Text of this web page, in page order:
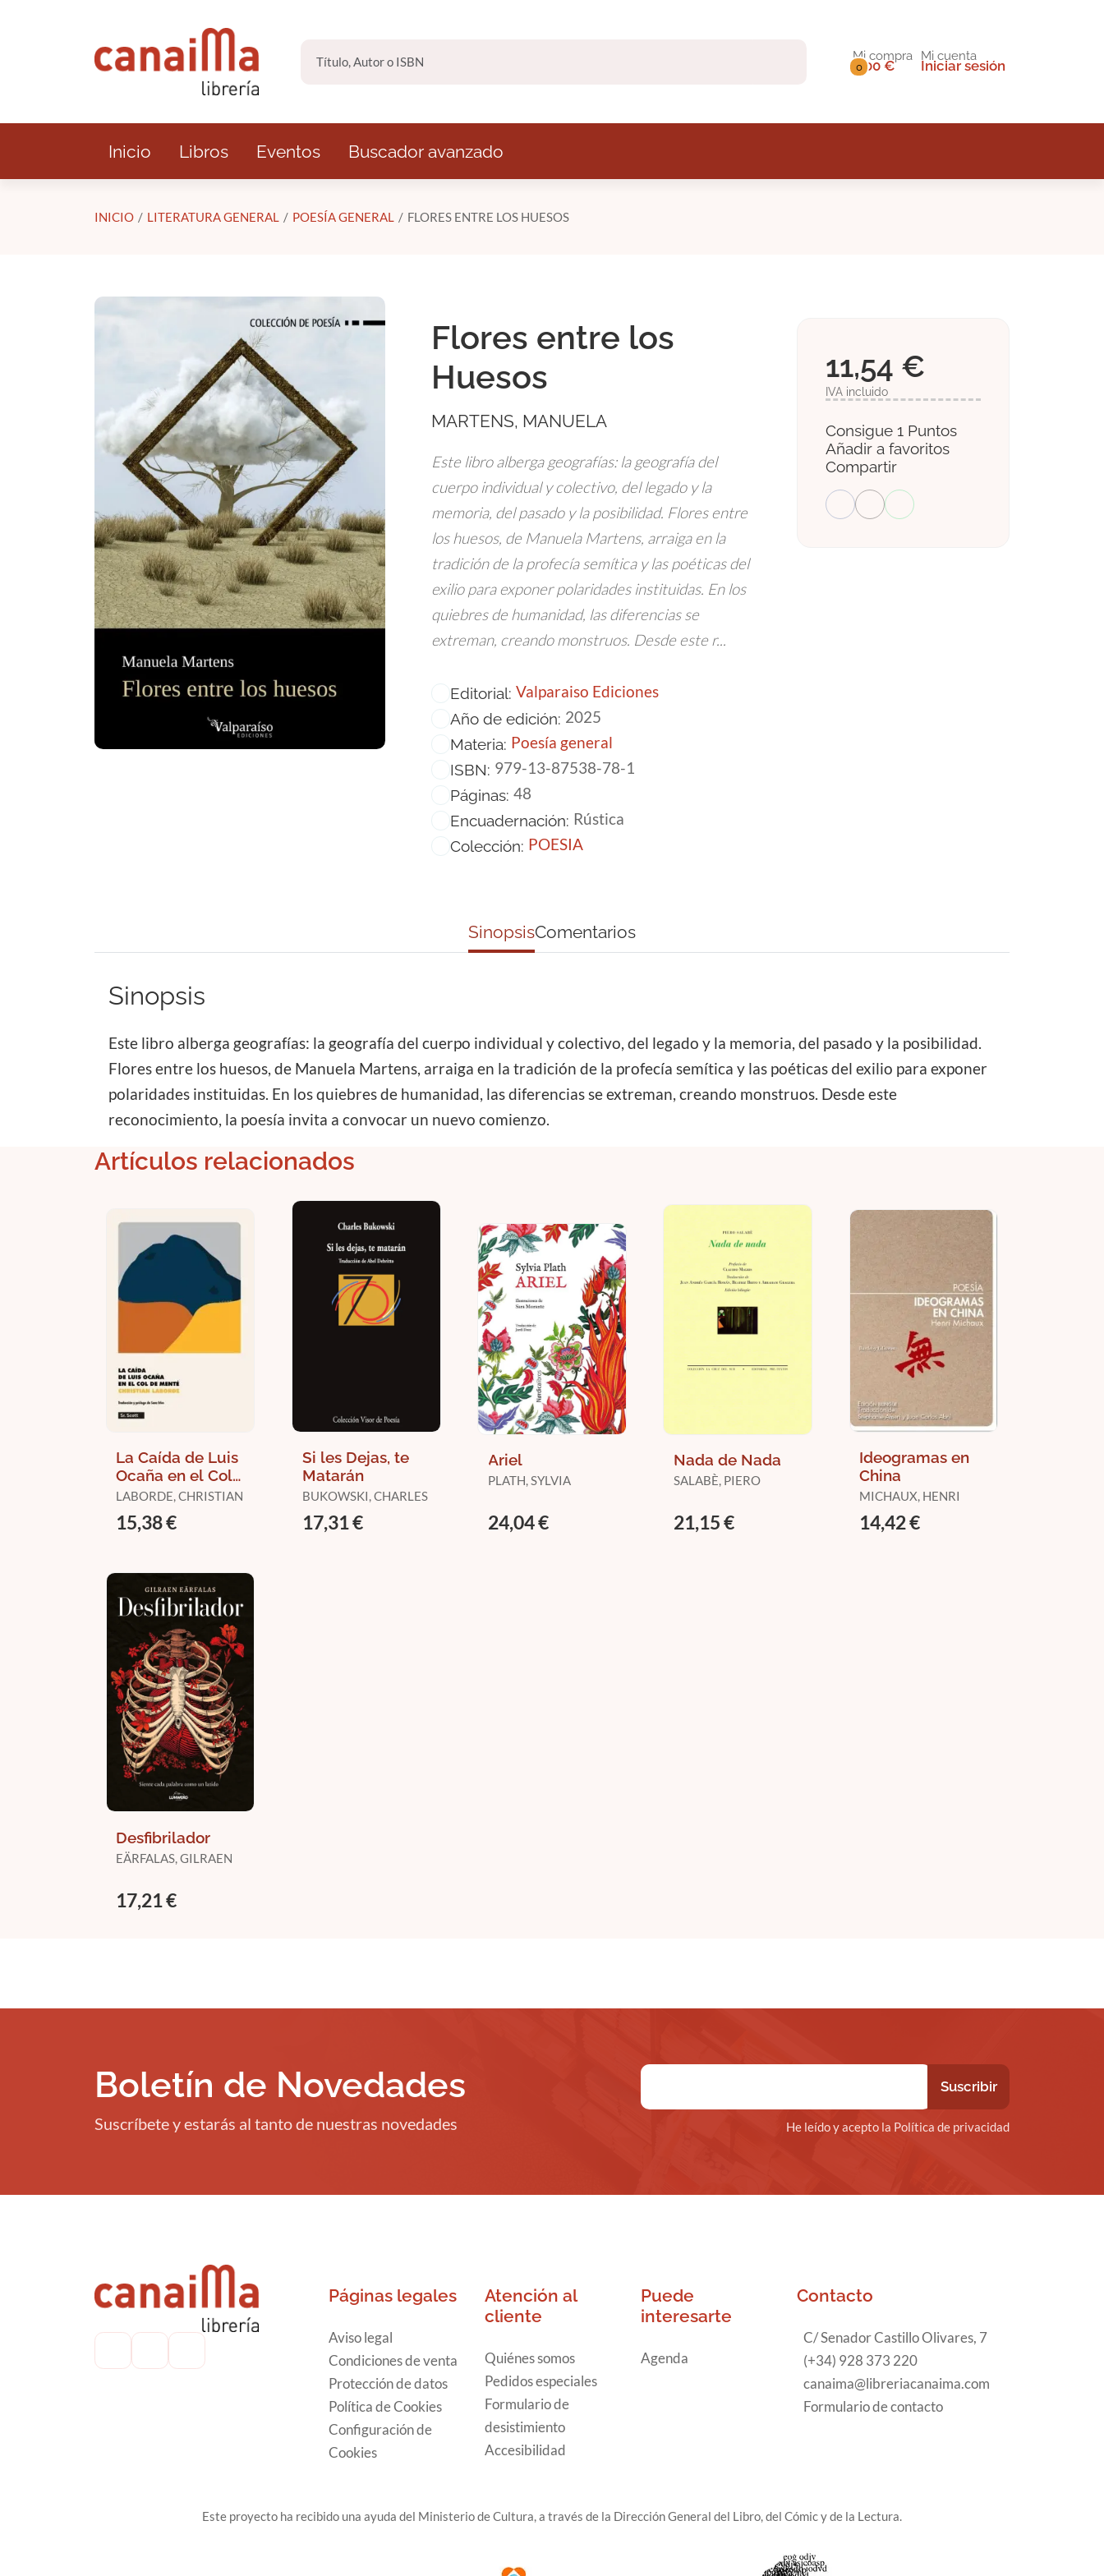
0
Mi compra
0,00 €
Mi cuenta
Iniciar sesión
Inicio Libros Eventos Buscador avanzado
INICIO LITERATURA GENERAL POESÍA GENERAL FLORES ENTRE LOS HUESOS
Flores entre los
Huesos
MARTENS, MANUELA
Este libro alberga geografías: la geografía del
cuerpo individual y colectivo, del legado y la
memoria, del pasado y la posibilidad. Flores entre
los huesos, de Manuela Martens, arraiga en la
tradición de la profecía semítica y las poéticas del
exilio para exponer polaridades instituidas. En los
quiebres de humanidad, las diferencias se
extreman, creando monstruos. Desde este r...
Editorial: Valparaiso Ediciones
Año de edición: 2025
Materia: Poesía general
ISBN: 979-13-87538-78-1
Páginas: 48
Encuadernación: Rústica
Colección: POESIA
11,54 €
IVA incluido
Consigue 1 Puntos
Añadir a favoritos
Compartir
SinopsisComentarios
Sinopsis
Este libro alberga geografías: la geografía del cuerpo individual y colectivo, del legado y la memoria, del pasado y la posibilidad.
Flores entre los huesos, de Manuela Martens, arraiga en la tradición de la profecía semítica y las poéticas del exilio para exponer
polaridades instituidas. En los quiebres de humanidad, las diferencias se extreman, creando monstruos. Desde este
reconocimiento, la poesía invita a convocar un nuevo comienzo.
Artículos relacionados
La Caída de Luis
Ocaña en el Col
de Menté
LABORDE, CHRISTIAN
15,38 €
Si les Dejas, te
Matarán
BUKOWSKI, CHARLES
17,31 €
Ariel
PLATH, SYLVIA
24,04 €
Nada de Nada
SALABÈ, PIERO
21,15 €
Ideogramas en
China
MICHAUX, HENRI
14,42 €
Desfibrilador
EÄRFALAS, GILRAEN
17,21 €
Boletín de Novedades
Suscríbete y estarás al tanto de nuestras novedades He leído y acepto la Política de privacidad
Páginas legales
Aviso legal
Condiciones de venta
Protección de datos
Política de Cookies
Configuración de
Cookies
Atención al
cliente
Quiénes somos
Pedidos especiales
Formulario de
desistimiento
Accesibilidad
Puede
interesarte
Agenda
Contacto
C/ Senador Castillo Olivares, 7
(+34) 928 373 220
canaima@libreriacanaima.com
Formulario de contacto
Este proyecto ha recibido una ayuda del Ministerio de Cultura, a través de la Dirección General del Libro, del Cómic y de la Lectura.